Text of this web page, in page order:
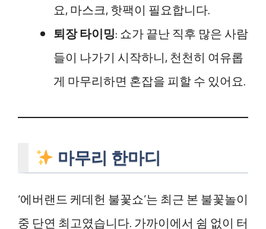
요, 마스크, 핫팩이 필요합니다.
퇴장 타이밍: 쇼가 끝난 직후 많은 사람
들이 나가기 시작하니, 천천히 여유롭
게 마무리하면 혼잡을 피할 수 있어요.
마무리 한마디
‘에버랜드 케데헌 불꽃쇼’는 최근 본 불꽃놀이
중 단연 최고였습니다. 가까이에서 쉼 없이 터